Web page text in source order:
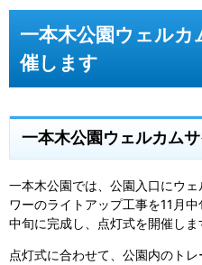
一本木公園ウェルカ
催します
一本木公園ウェルカム
一本木公園では、公園入口にウ
ワーのライトアップ工事を11月
中旬に完成し、点灯式を開催しま
点灯式に合わせて、公園内のト